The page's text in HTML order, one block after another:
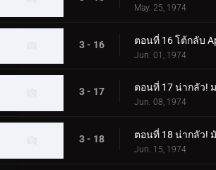
May. 25, 1974
3 - 16
Jun. 01, 1974
3 - 17
Jun. 08, 1974
3 - 18
Jun. 15, 1974